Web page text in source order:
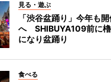
見る・遊ぶ
「渋谷盆踊り」今年も開
へ SHIBUYA109前に
になり盆踊り
食べる